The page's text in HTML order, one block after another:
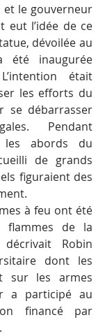
le gouverneur
eut l’idée de ce
dévoilée au
été inaugurée
était
les efforts du
se débarrasser
Pendant
les abords du
de grands
figuraient des
à feu ont été
flammes de la
Robin
dont les
sur les armes
a participé au
financé par